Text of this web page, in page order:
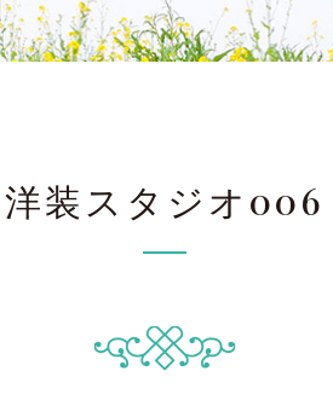
洋装スタジオ006